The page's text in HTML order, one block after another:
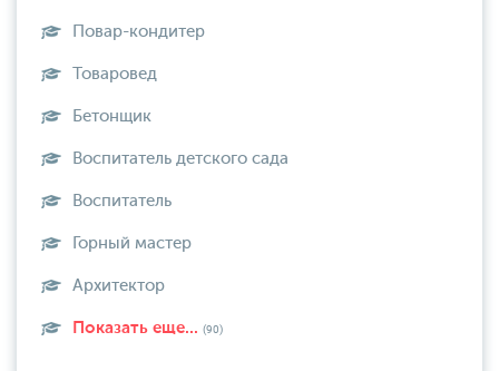
Повар-кондитер
Товаровед
Бетонщик
Воспитатель детского сада
Воспитатель
Горный мастер
Архитектор
Показать еще... (90)